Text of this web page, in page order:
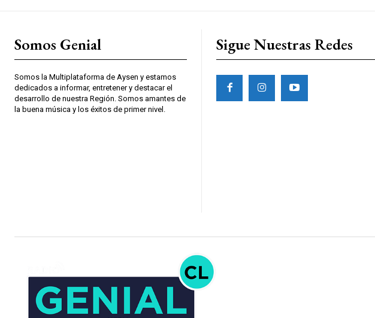
Somos Genial
Somos la Multiplataforma de Aysen y estamos
dedicados a informar, entretener y destacar el
desarrollo de nuestra Región. Somos amantes de
la buena música y los éxitos de primer nivel.
Sigue Nuestras Redes